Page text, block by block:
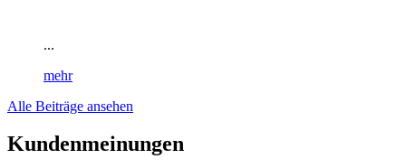
...
mehr
Alle Beiträge ansehen
Kundenmeinungen